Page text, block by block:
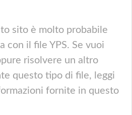
sito è molto probabile
con il file YPS. Se vuoi
risolvere un altro
questo tipo di file, leggi
fornite in questo